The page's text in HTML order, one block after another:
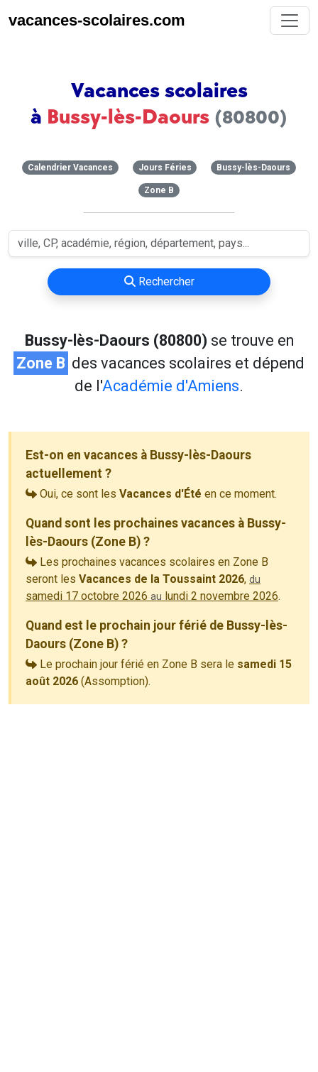
vacances-scolaires.com
Vacances scolaires
à Bussy-lès-Daours (80800)
Calendrier Vacances Jours Féries Bussy-lès-Daours
Zone B
Rechercher
Bussy-lès-Daours (80800) se trouve en
Zone B des vacances scolaires et dépend
de l'Académie d'Amiens.
Est-on en vacances à Bussy-lès-Daours
actuellement ?
Oui, ce sont les Vacances d'Été en ce moment.
Quand sont les prochaines vacances à Bussy-
lès-Daours (Zone B) ?
Les prochaines vacances scolaires en Zone B
seront les Vacances de la Toussaint 2026, du
samedi 17 octobre 2026 au lundi 2 novembre 2026.
Quand est le prochain jour férié de Bussy-lès-
Daours (Zone B) ?
Le prochain jour férié en Zone B sera le samedi 15
août 2026 (Assomption).